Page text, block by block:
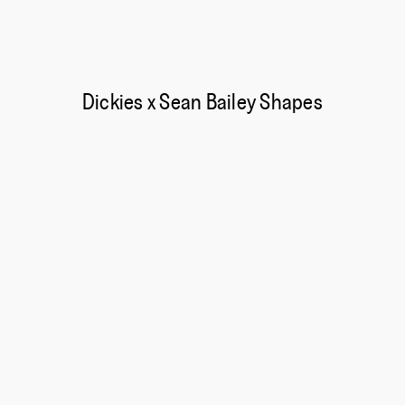
Dickies x Sean Bailey Shapes